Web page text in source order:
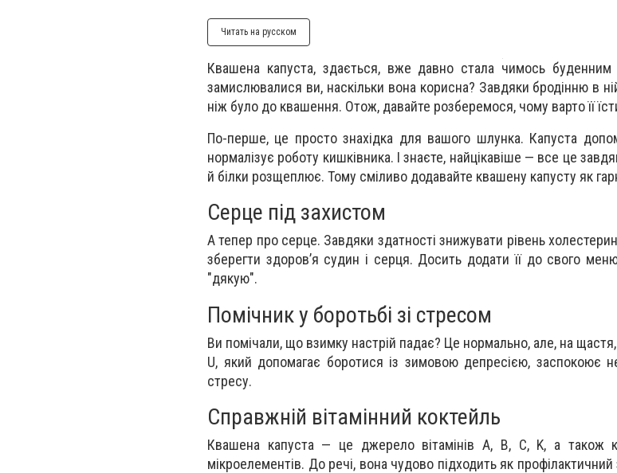
Читать на русском
Квашена капуста, здається, вже давно стала чимось
замислювалися ви, наскільки вона корисна? Завдяки бродінню в
ніж було до квашення. Отож, давайте розберемося, чому варто її
По-перше, це просто знахідка для вашого шлунка. Капуста
нормалізує роботу кишківника. І знаєте, найцікавіше — все це
й білки розщеплює. Тому сміливо додавайте квашену капусту як
Серце під захистом
А тепер про серце. Завдяки здатності знижувати рівень
зберегти здоров’я судин і серця. Досить додати її до свого
"дякую".
Помічник у боротьбі зі стресом
Ви помічали, що взимку настрій падає? Це нормально, але, на щастя,
U, який допомагає боротися із зимовою депресією, заспокоює
стресу.
Справжній вітамінний коктейль
Квашена капуста — це джерело вітамінів A, B, C, K, а також
мікроелементів. До речі, вона чудово підходить як профілактичний